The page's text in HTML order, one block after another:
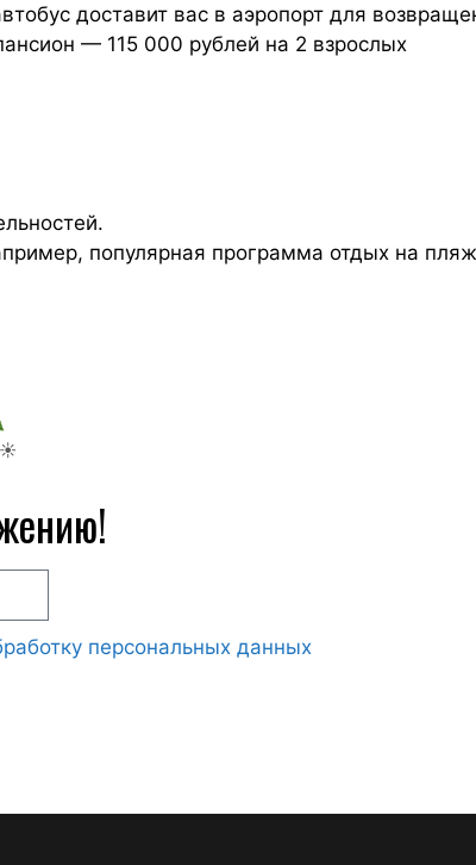
доставит вас в аэропорт для
— 115 000 рублей на 2 взрослых
популярная программа отдых на
☀
персональных данных